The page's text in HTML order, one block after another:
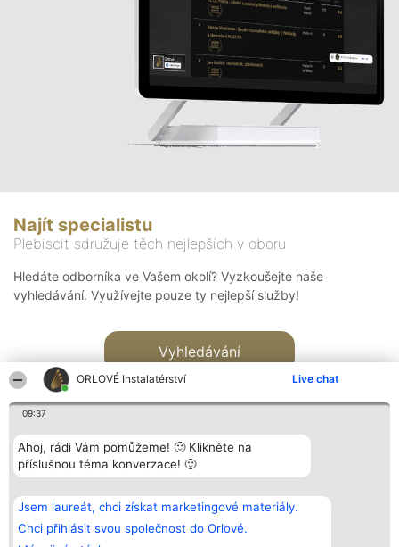
ORLOVÉ Instalatérství Live chat
09:37
Ahoj, rádi Vám pomůžeme! 🙂 Klikněte na
příslušnou téma konverzace! 🙂
Jsem laureát, chci získat marketingové materiály.
Chci přihlásit svou společnost do Orlové.
Najít specialistu
Plebiscit sdružuje těch nejlepších v oboru
Hledáte odborníka ve Vašem okolí? Vyzkoušejte naše
vyhledávání. Využívejte pouze ty nejlepší služby!
Vyhledávání
Bright Side Solutions sp. z o.
o. sp. k.
ul. Ruska 22
Wrocław 50-079
Vítězové
Seznam všech
laureátů
Zásady
Kontakt